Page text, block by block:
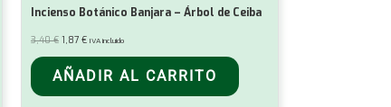
Incienso Botánico Banjara – Árbol de Ceiba
3,40€ El
original
era:
3,40 €.
1,87 €El
actual
1,87 €.
IVA incluido
AÑADIR AL CARRITO